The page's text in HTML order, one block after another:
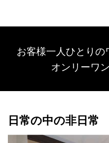
お客様一人ひとりの
オンリーワ
日常の中の非日常